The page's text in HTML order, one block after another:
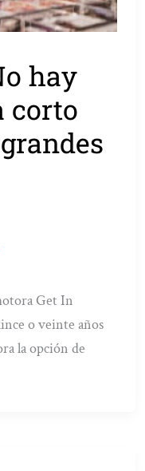
hay
corto
Get In
o veinte años
la opción de